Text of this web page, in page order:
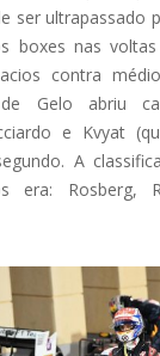
ser ultrapassado
boxes nas voltas
contra
Gelo abriu
e Kvyat
A
Rosberg,